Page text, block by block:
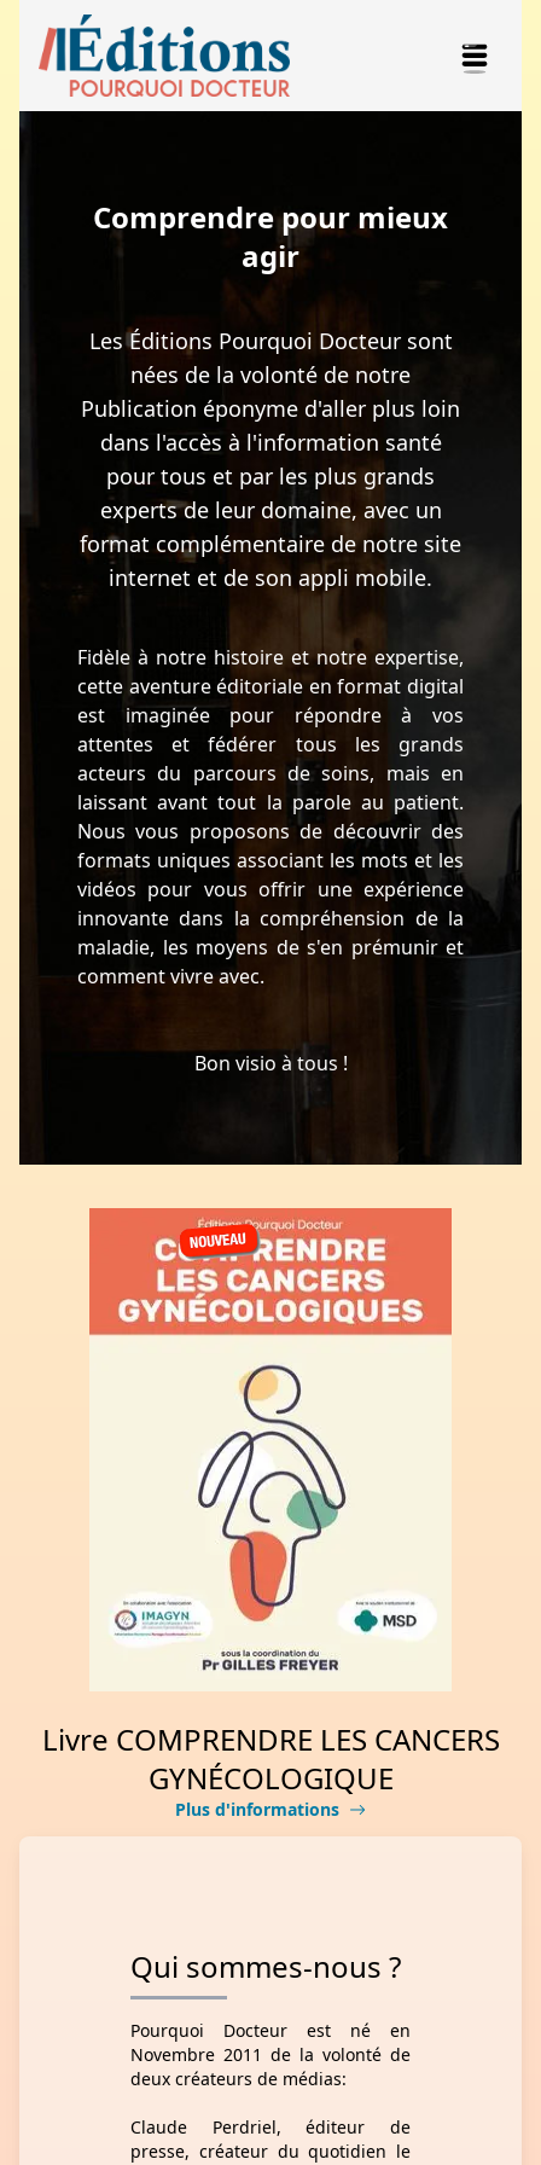
Comprendre pour mieux
agir
Les Éditions Pourquoi Docteur sont
nées de la volonté de notre
Publication éponyme d'aller plus loin
dans l'accès à l'information santé
pour tous et par les plus grands
experts de leur domaine, avec un
format complémentaire de notre site
internet et de son appli mobile.
Fidèle à notre histoire et notre expertise,
cette aventure éditoriale en format digital
est imaginée pour répondre à vos
attentes et fédérer tous les grands
acteurs du parcours de soins, mais en
laissant avant tout la parole au patient.
Nous vous proposons de découvrir des
formats uniques associant les mots et les
vidéos pour vous offrir une expérience
innovante dans la compréhension de la
maladie, les moyens de s'en prémunir et
comment vivre avec.
Bon visio à tous !
Livre COMPRENDRE LES CANCERS
GYNÉCOLOGIQUE
Plus d'informations
Qui sommes-nous ?
Pourquoi Docteur est né en
Novembre 2011 de la volonté de
deux créateurs de médias:
Claude Perdriel, éditeur de
presse, créateur du quotidien le